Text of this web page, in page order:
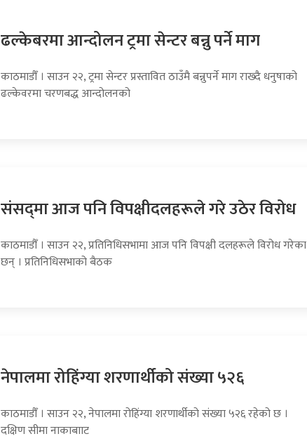
ढल्केबरमा आन्दोलन ट्रमा सेन्टर बन्नु पर्ने माग
काठमाडौँ । साउन २२, ट्रमा सेन्टर प्रस्तावित ठाउँमै बन्नुपर्ने माग राख्दै धनुषाको
ढल्केवरमा चरणबद्ध आन्दोलनको
संसद्‍मा आज पनि विपक्षीदलहरूले गरे उठेर विरोध
काठमाडौँ । साउन २२, प्रतिनिधिसभामा आज पनि विपक्षी दलहरूले विरोध गरेका
छन् । प्रतिनिधिसभाको बैठक
नेपालमा रोहिंग्या शरणार्थीको संख्या ५२६
काठमाडौँ । साउन २२, नेपालमा रोहिंग्या शरणार्थीको संख्या ५२६ रहेको छ ।
दक्षिण सीमा नाकाबााट